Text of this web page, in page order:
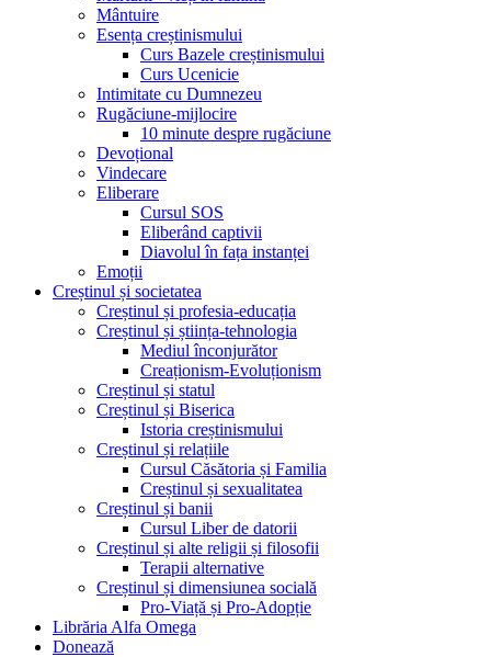
Mântuire
Esența creștinismului
Curs Bazele creștinismului
Curs Ucenicie
Intimitate cu Dumnezeu
Rugăciune-mijlocire
10 minute despre rugăciune
Devoțional
Vindecare
Eliberare
Cursul SOS
Eliberând captivii
Diavolul în fața instanței
Emoții
Creștinul și societatea
Creștinul și profesia-educația
Creștinul și știința-tehnologia
Mediul înconjurător
Creaționism-Evoluționism
Creștinul și statul
Creștinul și Biserica
Istoria creștinismului
Creștinul și relațiile
Cursul Căsătoria și Familia
Creștinul și sexualitatea
Creștinul și banii
Cursul Liber de datorii
Creștinul și alte religii și filosofii
Terapii alternative
Creștinul și dimensiunea socială
Pro-Viață și Pro-Adopție
Librăria Alfa Omega
Donează